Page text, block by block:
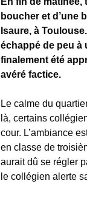
boucher et d’une
Isaure, à
échappé de peu à
finalement été
avéré factice.
Le calme du
là, certains
cour. L’ambiance
en classe de
aurait dû se régler
le collégien alerte